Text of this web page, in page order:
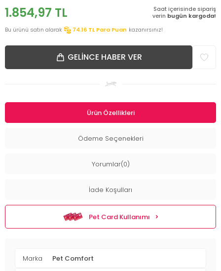
1.854,97 TL
Saat içerisinde sipariş
verin bugün kargoda!
Bu ürünü satın alarak
74.16 TL Para Puan kazanırsınız!
GELINCE HABER VER
Ürün Özellikleri
Ödeme Seçenekleri
Yorumlar(0)
İade Koşulları
Pet Card Kullanımı
Marka Pet Comfort